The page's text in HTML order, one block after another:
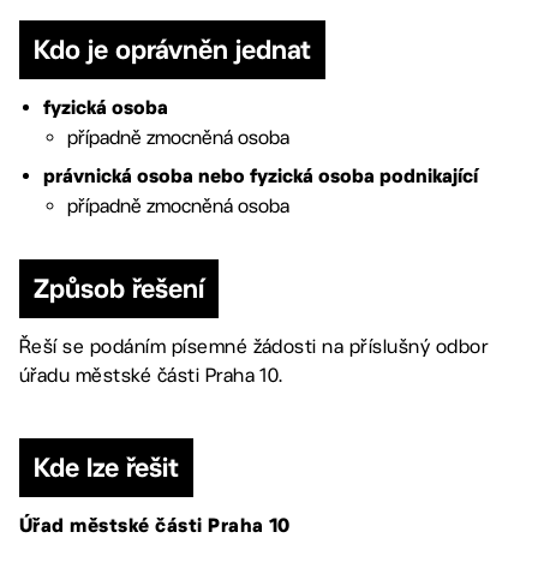
Kdo je oprávněn jednat
fyzická osoba
případně zmocněná osoba
právnická osoba nebo fyzická osoba podnikající
případně zmocněná osoba
Způsob řešení
Řeší se podáním písemné žádosti na příslušný odbor
úřadu městské části Praha 10.
Kde lze řešit
Úřad městské části Praha 10